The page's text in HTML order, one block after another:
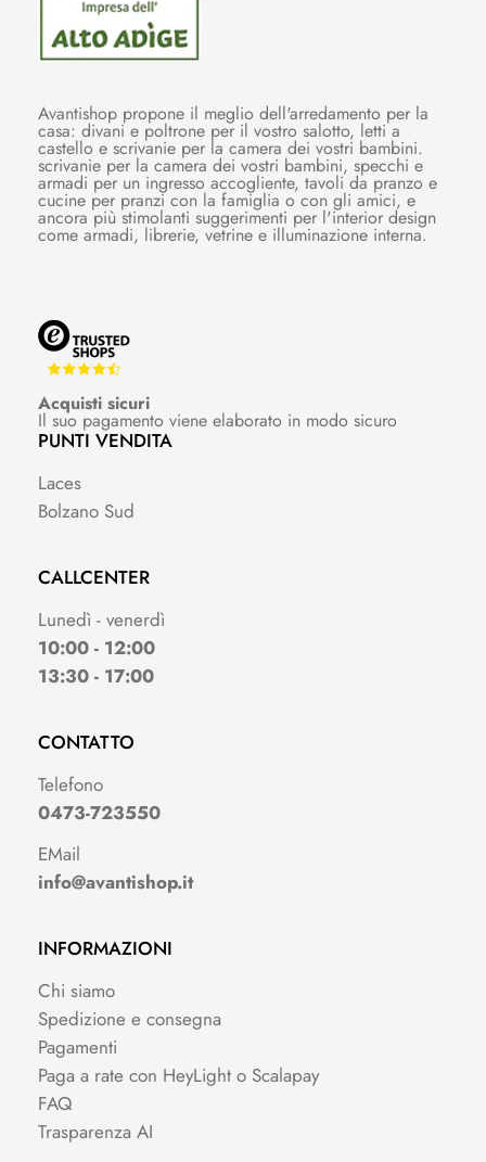
Avantishop propone il meglio dell'arredamento per la
casa: divani e poltrone per il vostro salotto, letti a
castello e scrivanie per la camera dei vostri bambini.
scrivanie per la camera dei vostri bambini, specchi e
armadi per un ingresso accogliente, tavoli da pranzo e
cucine per pranzi con la famiglia o con gli amici, e
ancora più stimolanti suggerimenti per l'interior design
come armadi, librerie, vetrine e illuminazione interna.
Acquisti sicuri
Il suo pagamento viene elaborato in modo sicuro
PUNTI VENDITA
Laces
Bolzano Sud
CALLCENTER
Lunedì - venerdì
10:00 - 12:00
13:30 - 17:00
CONTATTO
Telefono
0473-723550
EMail
info@avantishop.it
INFORMAZIONI
Chi siamo
Spedizione e consegna
Pagamenti
Paga a rate con HeyLight o Scalapay
FAQ
Trasparenza AI